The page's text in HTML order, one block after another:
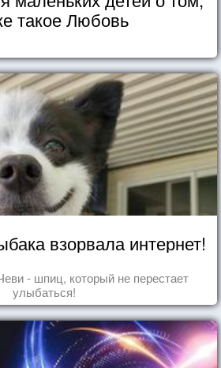
такое Любовь
взорвала интернет!
- шпиц, который не перестает
улыбаться!